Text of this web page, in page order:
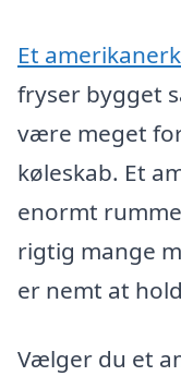
Et
fryser bygget
være meget
køleskab. Et
enormt
rigtig mange
er nemt at
Vælger du et